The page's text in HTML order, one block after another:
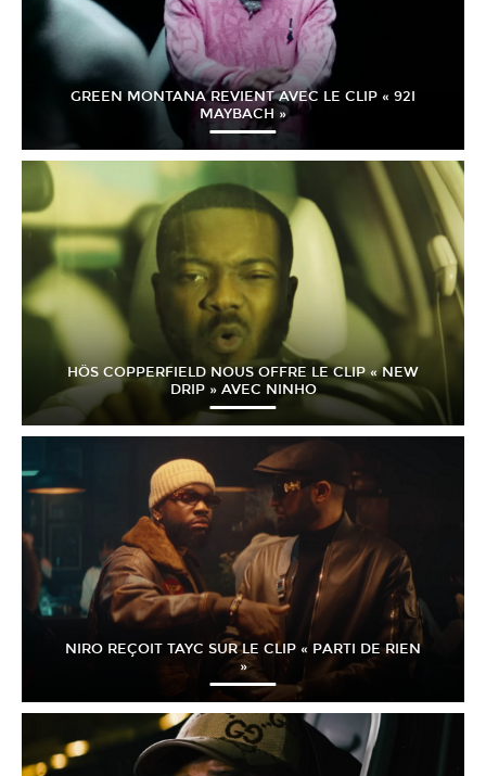
GREEN MONTANA REVIENT AVEC LE CLIP « 92I
MAYBACH »
HÖS COPPERFIELD NOUS OFFRE LE CLIP « NEW
DRIP » AVEC NINHO
NIRO REÇOIT TAYC SUR LE CLIP « PARTI DE RIEN
»